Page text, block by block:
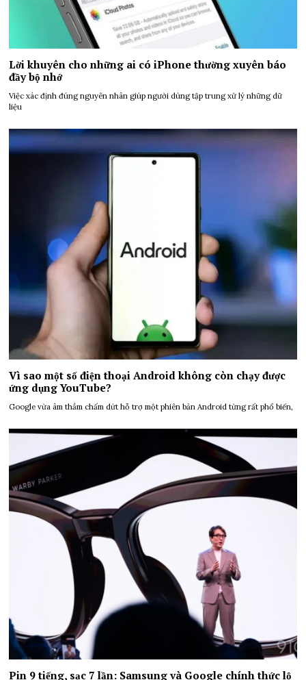
Lời khuyên cho những ai có iPhone thường xuyên báo
đầy bộ nhớ
Việc xác định đúng nguyên nhân giúp người dùng tập trung xử lý những dữ
liệu
Vì sao một số điện thoại Android không còn chạy được
ứng dụng YouTube?
Google vừa âm thầm chấm dứt hỗ trợ một phiên bản Android từng rất phổ biến,
Pin 9 tiếng, sạc 7 lần: Samsung và Google chính thức lộ